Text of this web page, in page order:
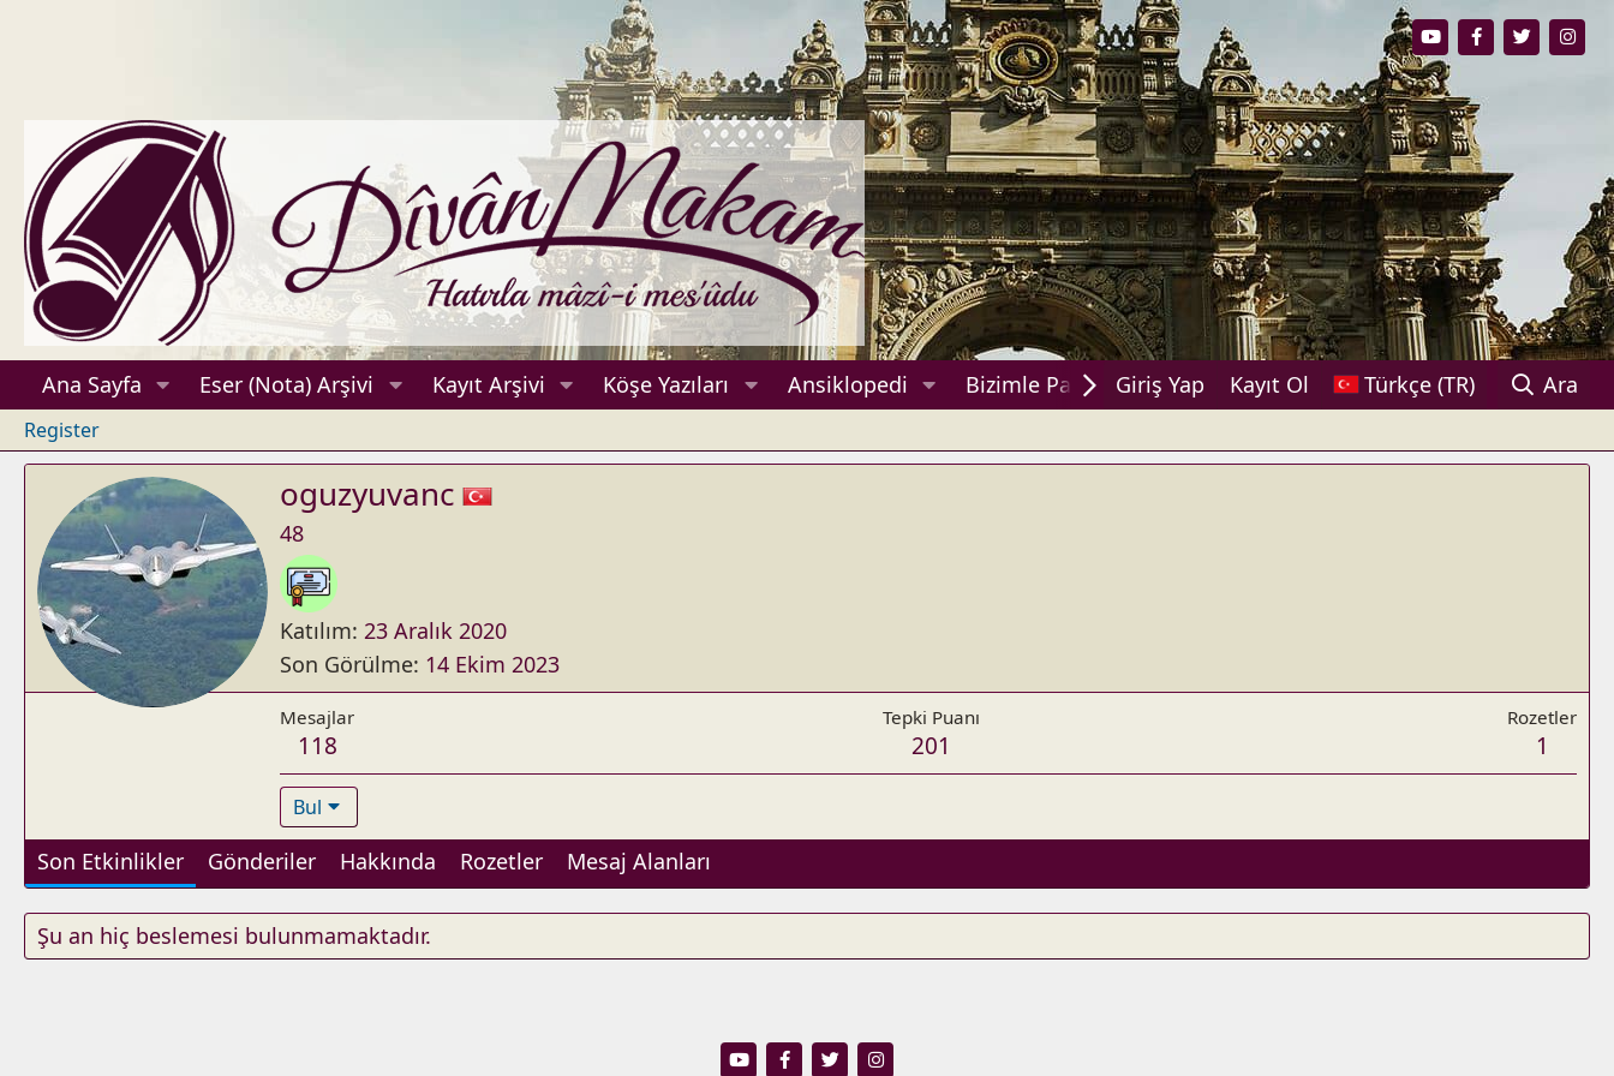
Ana Sayfa Eser (Nota) Arşivi Kayıt Arşivi Köşe Yazıları Ansiklopedi Bizimle Paylaşın!Giriş Yap Kayıt Ol Türkçe (TR) Ara
Register
oguzyuvanc
48
Katılım 23 Aralık 2020
Son Görülme 14 Ekim 2023
Mesajlar
118
Tepki Puanı
201
Rozetler
1
Bul
Son Etkinlikler Gönderiler Hakkında Rozetler Mesaj Alanları
Şu an hiç beslemesi bulunmamaktadır.